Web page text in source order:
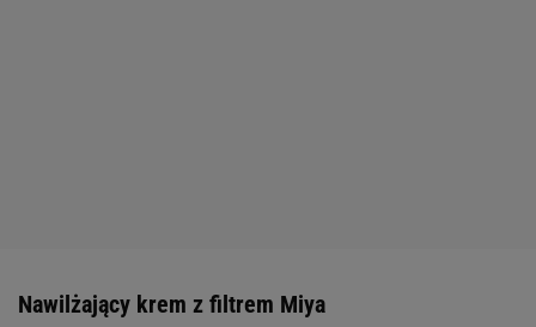
Nawilżający krem z filtrem Miya